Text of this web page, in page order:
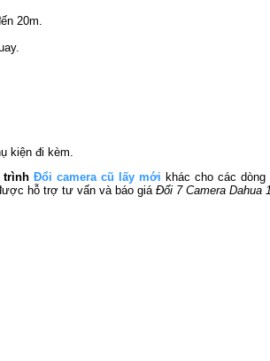
20m.
kiện đi kèm.
trìnhĐổi camera cũ lấy mới khác cho các
hỗ trợ tư vấn và báo giáĐổi 7 Camera Dahua